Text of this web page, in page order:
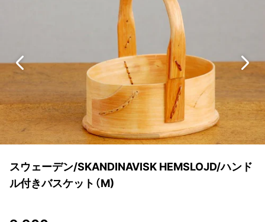
スウェーデン/SKANDINAVISK HEMSLOJD/ハンド
ル付きバスケット（M)